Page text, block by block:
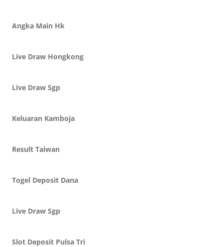
Angka Main Hk
Live Draw Hongkong
Live Draw Sgp
Keluaran Kamboja
Result Taiwan
Togel Deposit Dana
Live Draw Sgp
Slot Deposit Pulsa Tri